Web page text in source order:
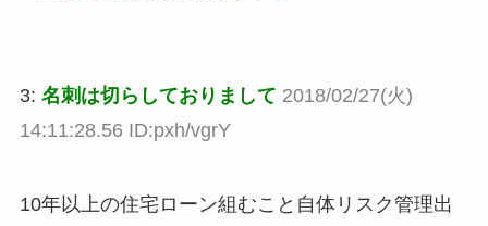
3: 名刺は切らしておりまして 2018/02/27(火)
14:11:28.56 ID:pxh/vgrY
10年以上の住宅ローン組むこと自体リスク管理出